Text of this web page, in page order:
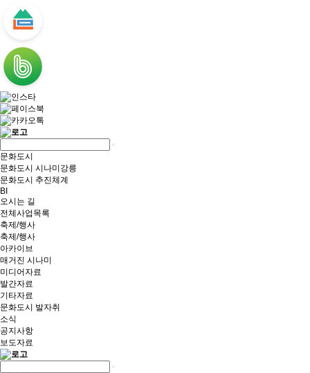
문화도시
문화도시 시나미강릉
문화도시 추진체계
BI
오시는 길
전체사업목록
축제/행사
축제/행사
아카이브
매거진 시나미
미디어자료
발간자료
기타자료
문화도시 발자취
소식
공지사항
보도자료